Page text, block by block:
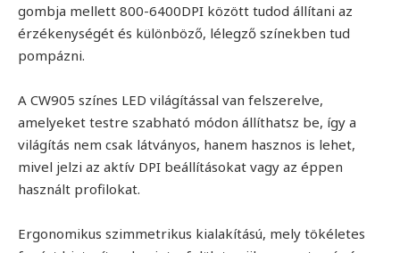
gombja mellett 800-6400DPI között tudod állítani az
érzékenységét és különböző, lélegző színekben tud
pompázni.
A CW905 színes LED világítással van felszerelve,
amelyeket testre szabható módon állíthatsz be, így a
világítás nem csak látványos, hanem hasznos is lehet,
mivel jelzi az aktív DPI beállításokat vagy az éppen
használt profilokat.
Ergonomikus szimmetrikus kialakítású, mely tökéletes